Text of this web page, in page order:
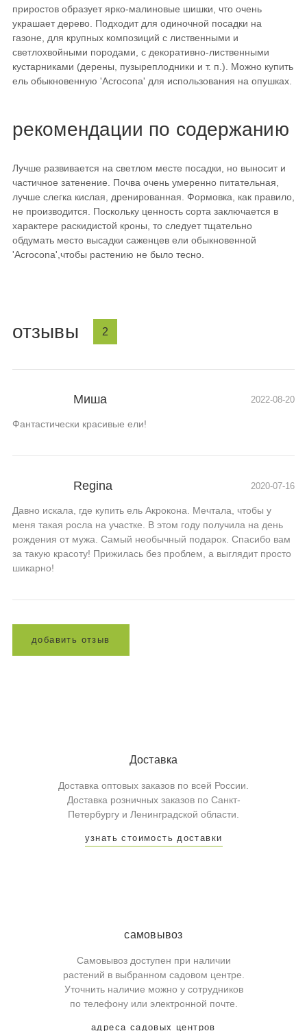
приростов образует ярко-малиновые шишки, что очень
украшает дерево. Подходит для одиночной посадки на
газоне, для крупных композиций с лиственными и
светлохвойными породами, с декоративно-лиственными
кустарниками (дерены, пузыреплодники и т. п.). Можно купить
ель обыкновенную 'Acrocona' для использования на опушках.
рекомендации по содержанию
Лучше развивается на светлом месте посадки, но выносит и
частичное затенение. Почва очень умеренно питательная,
лучше слегка кислая, дренированная. Формовка, как правило,
не производится. Поскольку ценность сорта заключается в
характере раскидистой кроны, то следует тщательно
обдумать место высадки саженцев ели обыкновенной
'Acrocona',чтобы растению не было тесно.
отзывы 2
Миша 2022-08-20
Фантастически красивые ели!
Regina 2020-07-16
Давно искала, где купить ель Акрокона. Мечтала, чтобы у
меня такая росла на участке. В этом году получила на день
рождения от мужа. Самый необычный подарок. Спасибо вам
за такую красоту! Прижилась без проблем, а выглядит просто
шикарно!
доба вит ь отз ыв
Доставка
Доставка оптовых заказов по всей России.
Доставка розничных заказов по Санкт-
Петербургу и Ленинградской области.
узнать стоимость доставки
самовывоз
Самовывоз доступен при наличии
растений в выбранном садовом центре.
Уточнить наличие можно у сотрудников
по телефону или электронной почте.
адреса садовых центров